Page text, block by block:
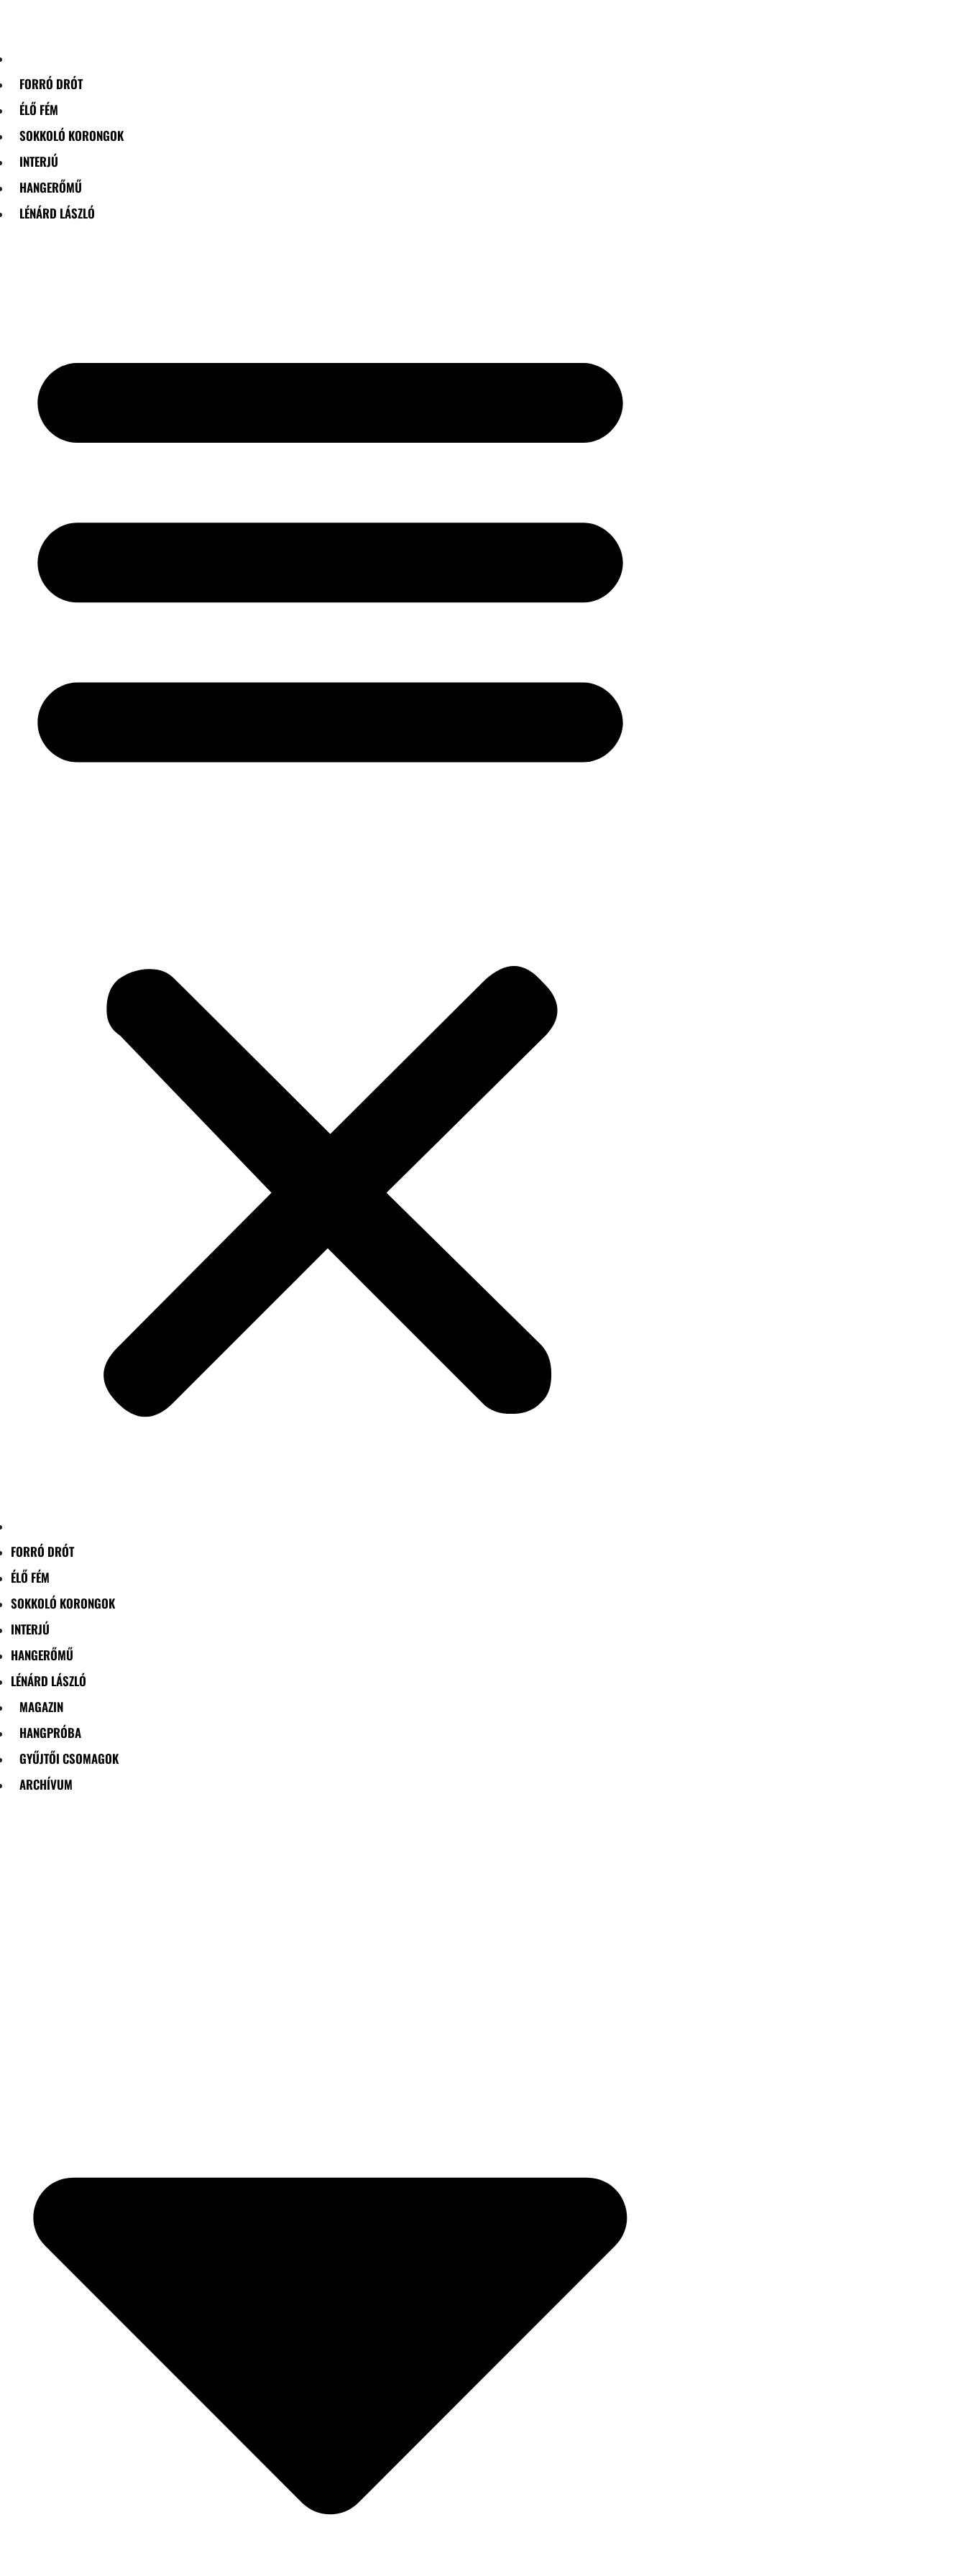
FORRÓ DRÓT
ÉLŐ FÉM
SOKKOLÓ KORONGOK
INTERJÚ
HANGERŐMŰ
LÉNÁRD LÁSZLÓ
FORRÓ DRÓT
ÉLŐ FÉM
SOKKOLÓ KORONGOK
INTERJÚ
HANGERŐMŰ
LÉNÁRD LÁSZLÓ
MAGAZIN
HANGPRÓBA
GYŰJTŐI CSOMAGOK
ARCHÍVUM